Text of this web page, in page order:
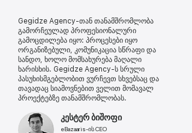
Gegidze Agency-თან თანამშრომლობა
გამორჩეულად პროფესიონალური
გამოცდილება იყო: პროცესები იყო
ორგანიზებული, კომუნიკაცია სწრაფი და
სანდო, ხოლო მომსახურება მაღალი
ხარისხის. Gegidze Agency-ს სრული
პასუხისმგებლობით ვურჩევთ სხვებსაც და
თავადაც სიამოვნებით ველით მომავალ
პროექტებზე თანამშრომლობას.
კესტერ ბიშოფი
eBazaaris-ის CEO